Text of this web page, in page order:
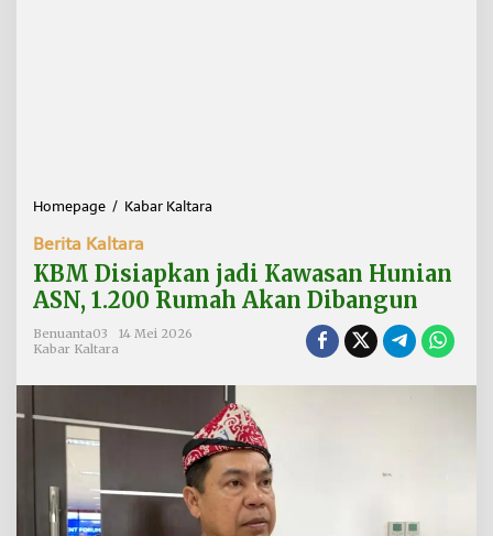
Homepage / Kabar Kaltara
D
s
k
n
j
a
d
K
Berita Kaltara
KBM Disiapkan jadi Kawasan Hunian
ASN, 1.200 Rumah Akan Dibangun
Benuanta03
14 Mei 2026
Kabar Kaltara